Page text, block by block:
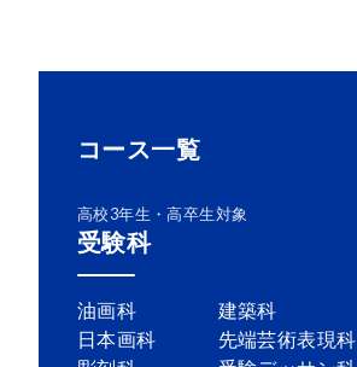
コース一覧
高校3年生・高卒生対象
受験科
油画科
日本画科
建築科
先端芸術表現科